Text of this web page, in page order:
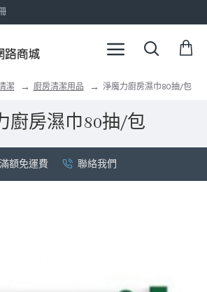
潔 廚房清潔用品 淨魔力廚房濕巾80抽/包
廚房濕巾80抽/包
滿額免運費 聯絡我們